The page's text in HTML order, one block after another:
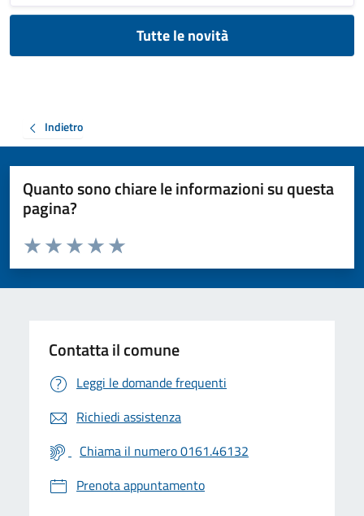
Tutte le novità
Indietro
Quanto sono chiare le informazioni su questa
pagina?
Valuta da 1 a 5 stelle la pagina
Valuta 5 stelle su 5
Valuta 4 stelle su 5
Valuta 3 stelle su 5
Valuta 2 stelle su 5
Valuta 1 stelle su 5
Contatta il comune
Leggi le domande frequenti
Richiedi assistenza
Chiama il numero 0161.46132
Prenota appuntamento